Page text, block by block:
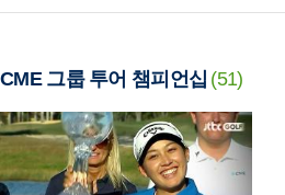
CME 그룹 투어 챔피언십 (51)